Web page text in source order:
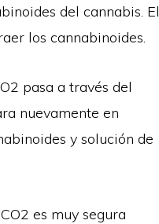
del cannabis. El
los cannabinoides.
pasa a través del
nuevamente en
y solución de
es muy segura